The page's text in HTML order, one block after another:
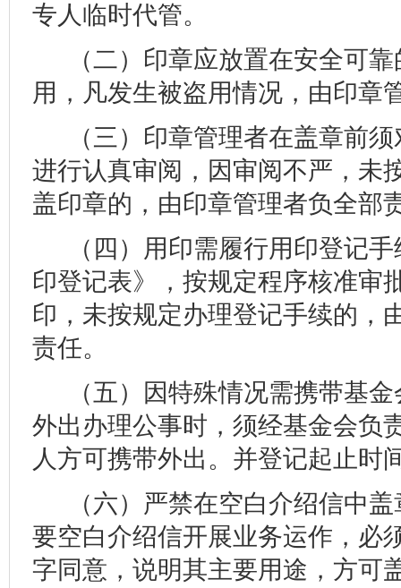
专人临时代管。
（二）印章应放置在安全可
用，凡发生被盗用情况，由印章
（三）印章管理者在盖章前
进行认真审阅，因审阅不严，未
盖印章的，由印章管理者负全部
（四）用印需履行用印登记
印登记表》，按规定程序核准审
印，未按规定办理登记手续的，
责任。
（五）因特殊情况需携带基
外出办理公事时，须经基金会负
人方可携带外出。并登记起止时
（六）严禁在空白介绍信中
要空白介绍信开展业务运作，必
字同意，说明其主要用途，方可